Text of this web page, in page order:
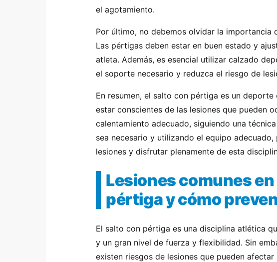
el agotamiento.
Por último, no debemos olvidar la importancia
Las pértigas deben estar en buen estado y
atleta. Además, es esencial utilizar calzado
el soporte necesario y reduzca el riesgo de
En resumen, el salto con pértiga es un
estar conscientes de las lesiones que pueden
calentamiento adecuado, siguiendo una
sea necesario y utilizando el equipo
lesiones y disfrutar plenamente de esta
Lesiones comunes
pértiga y cómo
El salto con pértiga es una disciplina atlética
y un gran nivel de fuerza y flexibilidad. Sin
existen riesgos de lesiones que pueden